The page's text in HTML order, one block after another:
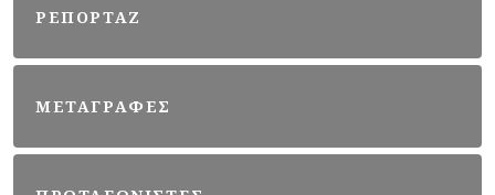
ΡΕΠΟΡΤΑΖ
ΜΕΤΑΓΡΑΦΕΣ